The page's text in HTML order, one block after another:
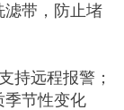
滤带，防止堵
持远程报警；
季节性变化